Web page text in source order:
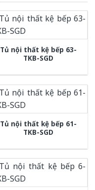
Tủ nội thất kệ bếp 63-
TKB-SGD
Tủ nội thất kệ bếp 61-
TKB-SGD